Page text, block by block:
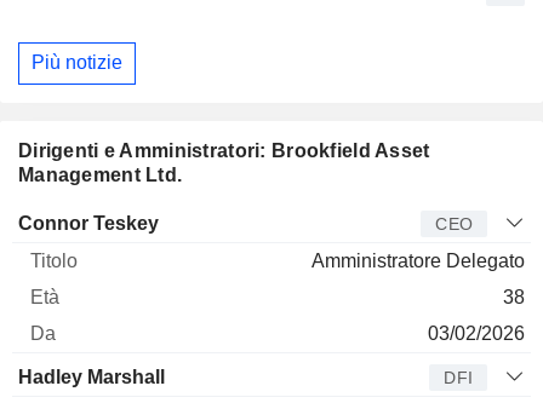
Più notizie
Dirigenti e Amministratori: Brookfield Asset
Management Ltd.
Manager Titolo
Connor Teskey CEO
Amministratore Delegato
38
03/02/2026
Hadley Marshall DFI